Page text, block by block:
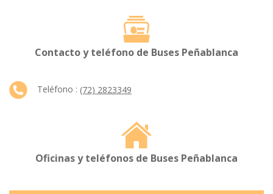
Contacto y teléfono de Buses Peñablanca
Teléfono : (72) 2823349
Oficinas y teléfonos de Buses Peñablanca